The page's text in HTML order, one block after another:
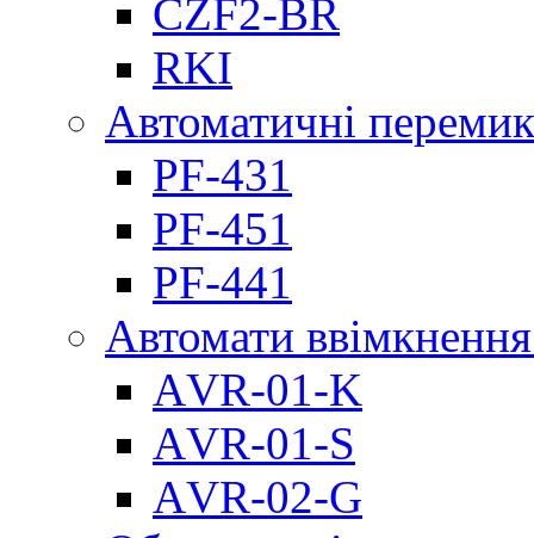
CZF2-BR
RKI
Автоматичні
PF-431
PF-451
PF-441
Автомати
АVR-01-K
АVR-01-S
АVR-02-G